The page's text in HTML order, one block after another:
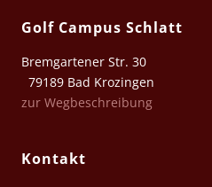
Golf Campus Schlatt
Bremgartener Str. 30
79189 Bad Krozingen
zur Wegbeschreibung
Kontakt